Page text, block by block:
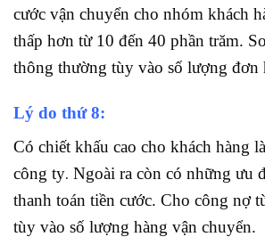
cước vận chuyển cho nhóm khách
thấp hơn từ 10 đến 40 phần trăm.
thông thường tùy vào số lượng đơn
Lý do thứ 8:
Có chiết khấu cao cho khách hàng
công ty. Ngoài ra còn có những ưu
thanh toán tiền cước. Cho công nợ
tùy vào số lượng hàng vận chuyển.